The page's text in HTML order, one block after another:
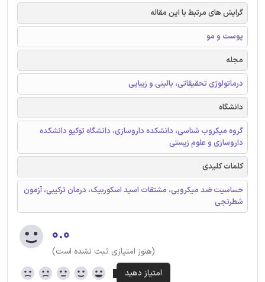
گرایش های مرتبط با این مقاله
پوست و مو
مجله
درماتولوژی تحقیقاتی، بالینی و زیبایی
دانشگاه
گروه میکروب شناسی، دانشکده داروسازی، دانشگاه توکیو دانشکده
داروسازی و علوم زیستی
کلمات کلیدی
حساسیت ضد میکروبی، مشتقات اسید اسکوربیک، درمان ترکیبی، آزمون
شطرنجی
۰.۰
(هنوز امتیازی ثبت نشده است)